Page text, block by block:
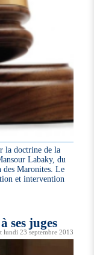
la doctrine de la
Labaky, du
des Maronites. Le
et intervention
ses juges
23 septembre 2013